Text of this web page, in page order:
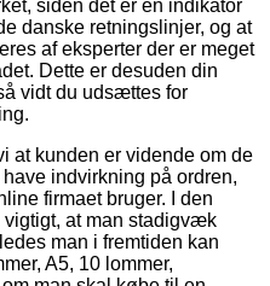
siden det er en indikator
danske retningslinjer, og at
af eksperter der er meget
Dette er desuden din
vidt du udsættes for
at kunden er vidende om de
indvirkning på ordren,
firmaet bruger. I den
at man stadigvæk
man i fremtiden kan
A5, 10 lommer,